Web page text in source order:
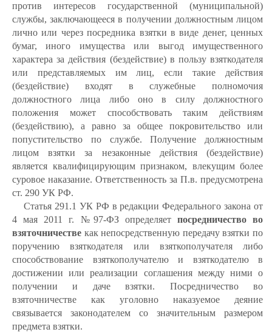
против интересов государственной (муниципальной)
службы, заключающееся в получении должностным лицом
лично или через посредника взятки в виде денег, ценных
бумаг, иного имущества или выгод имущественного
характера за действия (бездействие) в пользу взяткодателя
или представляемых им лиц, если такие действия
(бездействие) входят в служебные полномочия
должностного лица либо оно в силу должностного
положения может способствовать таким действиям
(бездействию), а равно за общее покровительство или
попустительство по службе. Получение должностным
лицом взятки за незаконные действия (бездействие)
является квалифицирующим признаком, влекущим более
суровое наказание. Ответственность за П.в. предусмотрена
ст. 290 УК РФ.
Статья 291.1 УК РФ в редакции Федерального закона от
4 мая 2011 г. №97-ФЗ определяет посредничество во
взяточничестве как непосредственную передачу взятки по
поручению взяткодателя или взяткополучателя либо
способствование взяткополучателю и взяткодателю в
достижении или реализации соглашения между ними о
получении и даче взятки. Посредничество во
взяточничестве как уголовно наказуемое деяние
связывается законодателем со значительным размером
предмета взятки.